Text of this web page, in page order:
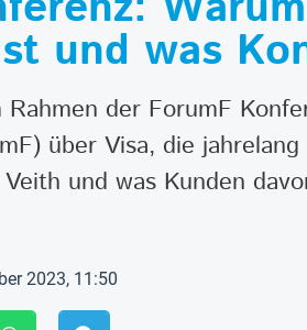
und was
der ForumF
über Visa, die
und was Kunden
2023, 11:50